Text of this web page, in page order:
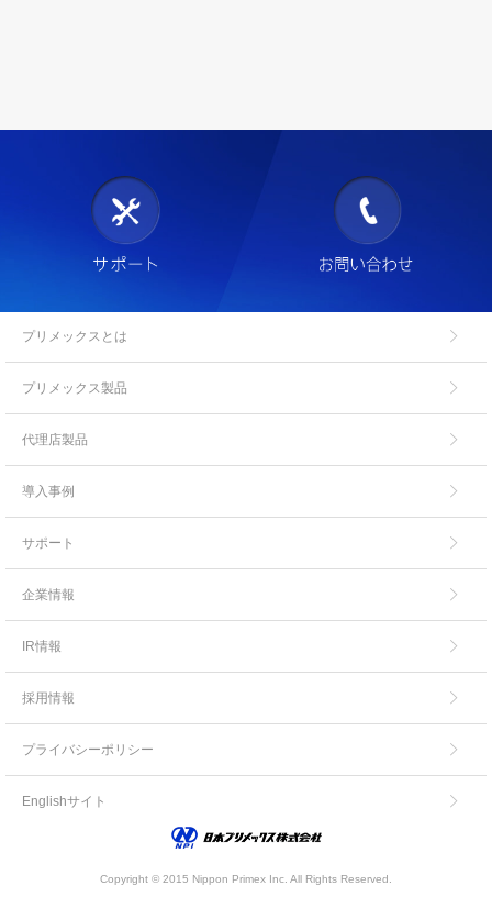
プリメックスとは
プリメックス製品
代理店製品
導入事例
サポート
企業情報
IR情報
採用情報
プライバシーポリシー
Englishサイト
Copyright © 2015 Nippon Primex Inc. All Rights Reserved.